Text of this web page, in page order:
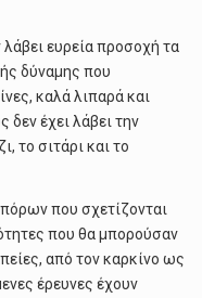
ευρεία προσοχή τα
δύναμης που
καλά λιπαρά και
δεν έχει λάβει την
το σιτάρι και το
που σχετίζονται
που θα μπορούσαν
από τον καρκίνο ως
έρευνες έχουν